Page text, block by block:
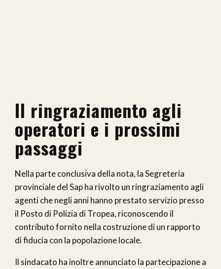
Il ringraziamento agli
operatori e i prossimi
passaggi
Nella parte conclusiva della nota, la Segreteria
provinciale del Sap ha rivolto un ringraziamento agli
agenti che negli anni hanno prestato servizio presso
il Posto di Polizia di Tropea, riconoscendo il
contributo fornito nella costruzione di un rapporto
di fiducia con la popolazione locale.
Il sindacato ha inoltre annunciato la partecipazione a